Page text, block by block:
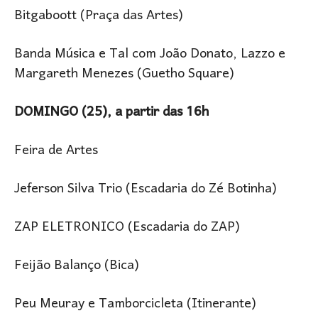
Bitgaboott (Praça das Artes)
Banda Música e Tal com João Donato, Lazzo e
Margareth Menezes (Guetho Square)
DOMINGO (25), a partir das 16h
Feira de Artes
Jeferson Silva Trio (Escadaria do Zé Botinha)
ZAP ELETRONICO (Escadaria do ZAP)
Feijão Balanço (Bica)
Peu Meuray e Tamborcicleta (Itinerante)